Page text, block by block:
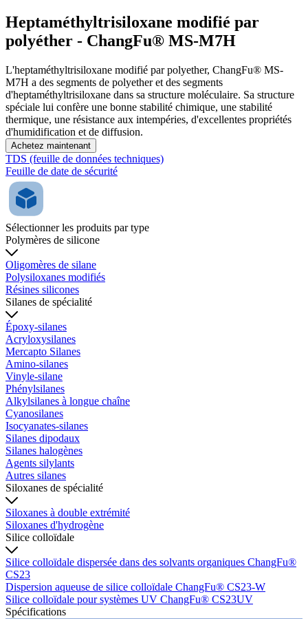
Heptaméthyltrisiloxane modifié par
polyéther - ChangFu® MS-M7H
L'heptaméthyltrisiloxane modifié par polyether, ChangFu® MS-
M7H a des segments de polyether et des segments
d'heptaméthyltrisiloxane dans sa structure moléculaire. Sa structure
spéciale lui confère une bonne stabilité chimique, une stabilité
thermique, une résistance aux intempéries, d'excellentes propriétés
d'humidification et de diffusion.
Achetez maintenant
TDS (feuille de données techniques)
Feuille de date de sécurité
Sélectionner les produits par type
Polymères de silicone
Oligomères de silane
Polysiloxanes modifiés
Résines silicones
Silanes de spécialité
Époxy-silanes
Acryloxysilanes
Mercapto Silanes
Amino-silanes
Vinyle-silane
Phénylsilanes
Alkylsilanes à longue chaîne
Cyanosilanes
Isocyanates-silanes
Silanes dipodaux
Silanes halogènes
Agents silylants
Autres silanes
Siloxanes de spécialité
Siloxanes à double extrémité
Siloxanes d'hydrogène
Silice colloïdale
Silice colloïdale dispersée dans des solvants organiques ChangFu®
CS23
Dispersion aqueuse de silice colloïdale ChangFu® CS23-W
Silice colloïdale pour systèmes UV ChangFu® CS23UV
Spécifications